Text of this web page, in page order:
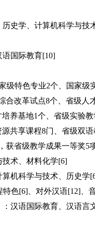
史学、计算机科学与技
国际教育[10]
级特色专业2个、国家级
合改革试点8个、省级人
养基地1个、省级实验
共享课程8门、省级双
获省级教学成果一等奖5
技术、材料化学[6]
机科学与技术、历史学
色[6]、对外汉语[12]、
汉语国际教育、汉语言